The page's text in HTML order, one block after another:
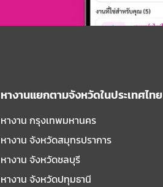
หางานแยกตามจังหวัดในประเทศไทย
หางาน กรุงเทพมหานคร
หางาน จังหวัดสมุทรปราการ
หางาน จังหวัดชลบุรี
หางาน จังหวัดปทุมธานี